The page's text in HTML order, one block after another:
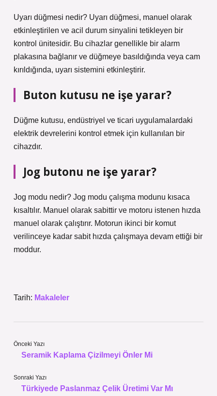
Uyarı düğmesi nedir? Uyarı düğmesi, manuel olarak
etkinleştirilen ve acil durum sinyalini tetikleyen bir
kontrol ünitesidir. Bu cihazlar genellikle bir alarm
plakasına bağlanır ve düğmeye basıldığında veya cam
kırıldığında, uyarı sistemini etkinleştirir.
Buton kutusu ne işe yarar?
Düğme kutusu, endüstriyel ve ticari uygulamalardaki
elektrik devrelerini kontrol etmek için kullanılan bir
cihazdır.
Jog butonu ne işe yarar?
Jog modu nedir? Jog modu çalışma modunu kısaca
kısaltılır. Manuel olarak sabittir ve motoru istenen hızda
manuel olarak çalıştırır. Motorun ikinci bir komut
verilinceye kadar sabit hızda çalışmaya devam ettiği bir
moddur.
Tarih: Makaleler
Önceki Yazı
Seramik Kaplama Çizilmeyi Önler Mi
Sonraki Yazı
Türkiyede Paslanmaz Çelik Üretimi Var Mı